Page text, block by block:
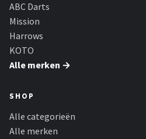
Unicorn
Red Dragon
ABC Darts
Mission
Harrows
KOTO
Alle merken →
SHOP
Alle categorieën
Alle merken